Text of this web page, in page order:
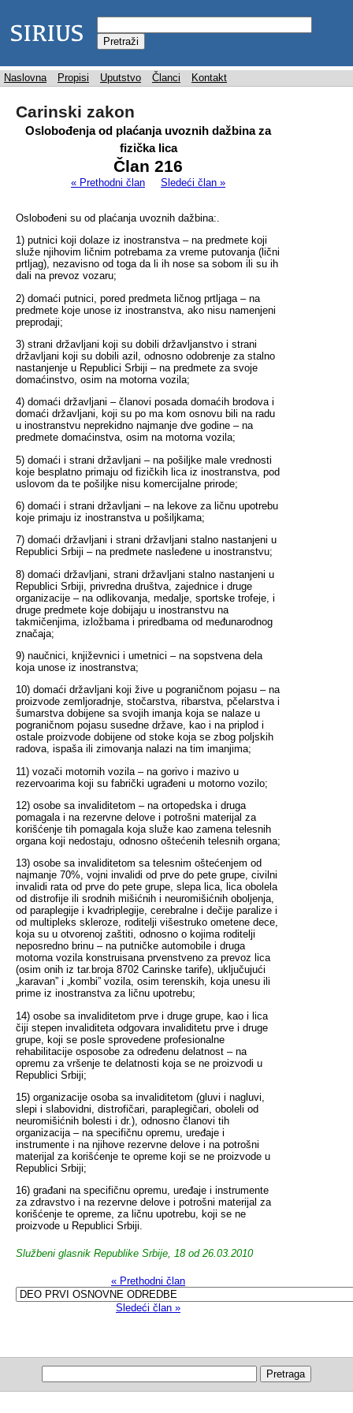
Naslovna Propisi Uputstvo Članci Kontakt
Carinski zakon
Oslobođenja od plaćanja uvoznih dažbina za
fizička lica
Član 216
« Prethodni član Sledeći član »
Oslobođeni su od plaćanja uvoznih dažbina:.
1) putnici koji dolaze iz inostranstva – na predmete koji
služe njihovim ličnim potrebama za vreme putovanja (lični
prtljag), nezavisno od toga da li ih nose sa sobom ili su ih
dali na prevoz vozaru;
2) domaći putnici, pored predmeta ličnog prtljaga – na
predmete koje unose iz inostranstva, ako nisu namenjeni
preprodaji;
3) strani državljani koji su dobili državljanstvo i strani
državljani koji su dobili azil, odnosno odobrenje za stalno
nastanjenje u Republici Srbiji – na predmete za svoje
domaćinstvo, osim na motorna vozila;
4) domaći državljani – članovi posada domaćih brodova i
domaći državljani, koji su po ma kom osnovu bili na radu
u inostranstvu neprekidno najmanje dve godine – na
predmete domaćinstva, osim na motorna vozila;
5) domaći i strani državljani – na pošiljke male vrednosti
koje besplatno primaju od fizičkih lica iz inostranstva, pod
uslovom da te pošiljke nisu komercijalne prirode;
6) domaći i strani državljani – na lekove za ličnu upotrebu
koje primaju iz inostranstva u pošiljkama;
7) domaći državljani i strani državljani stalno nastanjeni u
Republici Srbiji – na predmete nasleđene u inostranstvu;
8) domaći državljani, strani državljani stalno nastanjeni u
Republici Srbiji, privredna društva, zajednice i druge
organizacije – na odlikovanja, medalje, sportske trofeje, i
druge predmete koje dobijaju u inostranstvu na
takmičenjima, izložbama i priredbama od međunarodnog
značaja;
9) naučnici, književnici i umetnici – na sopstvena dela
koja unose iz inostranstva;
10) domaći državljani koji žive u pograničnom pojasu – na
proizvode zemljoradnje, stočarstva, ribarstva, pčelarstva i
šumarstva dobijene sa svojih imanja koja se nalaze u
pograničnom pojasu susedne države, kao i na priplod i
ostale proizvode dobijene od stoke koja se zbog poljskih
radova, ispaša ili zimovanja nalazi na tim imanjima;
11) vozači motornih vozila – na gorivo i mazivo u
rezervoarima koji su fabrički ugrađeni u motorno vozilo;
12) osobe sa invaliditetom – na ortopedska i druga
pomagala i na rezervne delove i potrošni materijal za
korišćenje tih pomagala koja služe kao zamena telesnih
organa koji nedostaju, odnosno oštećenih telesnih organa;
13) osobe sa invaliditetom sa telesnim oštećenjem od
najmanje 70%, vojni invalidi od prve do pete grupe, civilni
invalidi rata od prve do pete grupe, slepa lica, lica obolela
od distrofije ili srodnih mišićnih i neuromišićnih oboljenja,
od paraplegije i kvadriplegije, cerebralne i dečije paralize i
od multipleks skleroze, roditelji višestruko ometene dece,
koja su u otvorenoj zaštiti, odnosno o kojima roditelji
neposredno brinu – na putničke automobile i druga
motorna vozila konstruisana prvenstveno za prevoz lica
(osim onih iz tar.broja 8702 Carinske tarife), uključujući
„karavan” i „kombi” vozila, osim terenskih, koja unesu ili
prime iz inostranstva za ličnu upotrebu;
14) osobe sa invaliditetom prve i druge grupe, kao i lica
čiji stepen invaliditeta odgovara invaliditetu prve i druge
grupe, koji se posle sprovedene profesionalne
rehabilitacije osposobe za određenu delatnost – na
opremu za vršenje te delatnosti koja se ne proizvodi u
Republici Srbiji;
15) organizacije osoba sa invaliditetom (gluvi i nagluvi,
slepi i slabovidni, distrofičari, paraplegičari, oboleli od
neuromišićnih bolesti i dr.), odnosno članovi tih
organizacija – na specifičnu opremu, uređaje i
instrumente i na njihove rezervne delove i na potrošni
materijal za korišćenje te opreme koji se ne proizvode u
Republici Srbiji;
16) građani na specifičnu opremu, uređaje i instrumente
za zdravstvo i na rezervne delove i potrošni materijal za
korišćenje te opreme, za ličnu upotrebu, koji se ne
proizvode u Republici Srbiji.
Službeni glasnik Republike Srbije, 18 od 26.03.2010
« Prethodni član
Sledeći član »